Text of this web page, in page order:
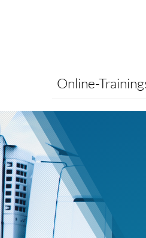
Online-